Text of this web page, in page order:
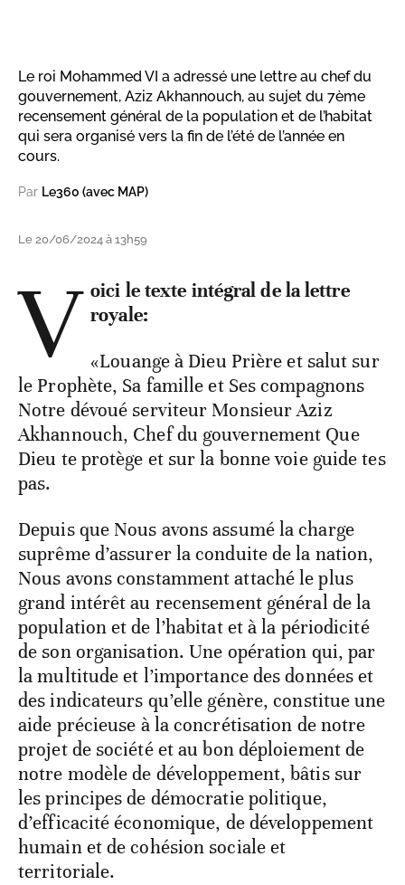
Le roi Mohammed VI a adressé une lettre au chef du
gouvernement, Aziz Akhannouch, au sujet du 7ème
recensement général de la population et de l’habitat
qui sera organisé vers la fin de l’été de l’année en
cours.
Par Le360 (avec MAP)
Le 20/06/2024 à 13h59
V oici le texte intégral de la lettre
royale:
«Louange à Dieu Prière et salut sur
le Prophète, Sa famille et Ses compagnons
Notre dévoué serviteur Monsieur Aziz
Akhannouch, Chef du gouvernement Que
Dieu te protège et sur la bonne voie guide tes
pas.
Depuis que Nous avons assumé la charge
suprême d’assurer la conduite de la nation,
Nous avons constamment attaché le plus
grand intérêt au recensement général de la
population et de l’habitat et à la périodicité
de son organisation. Une opération qui, par
la multitude et l’importance des données et
des indicateurs qu’elle génère, constitue une
aide précieuse à la concrétisation de notre
projet de société et au bon déploiement de
notre modèle de développement, bâtis sur
les principes de démocratie politique,
d’efficacité économique, de développement
humain et de cohésion sociale et
territoriale.